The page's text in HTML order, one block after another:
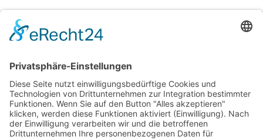
Perfekt als Geschenk